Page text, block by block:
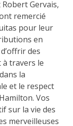
Gervais,
remercié
pour leur
en
des
travers le
la
et le respect
Vos
sur la vie des
merveilleuses